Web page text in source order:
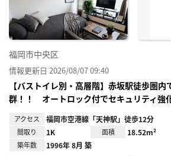
福岡市中央区
情報更新日 2026/08/07 09:40
【バストイレ別・高層階】赤坂駅徒歩圏
群！！ オートロック付でセキュリティ強
アクセス 福岡市空港線「天神駅」徒歩12分
間取り 1K 面積 18.52m²
築年数 1996年 8月 築